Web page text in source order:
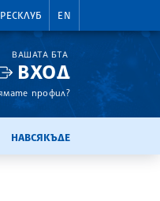
EN
ВАШАТА БТА
ВХОД
профил?
НАВСЯКЪДЕ